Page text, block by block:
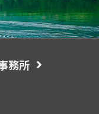
務所